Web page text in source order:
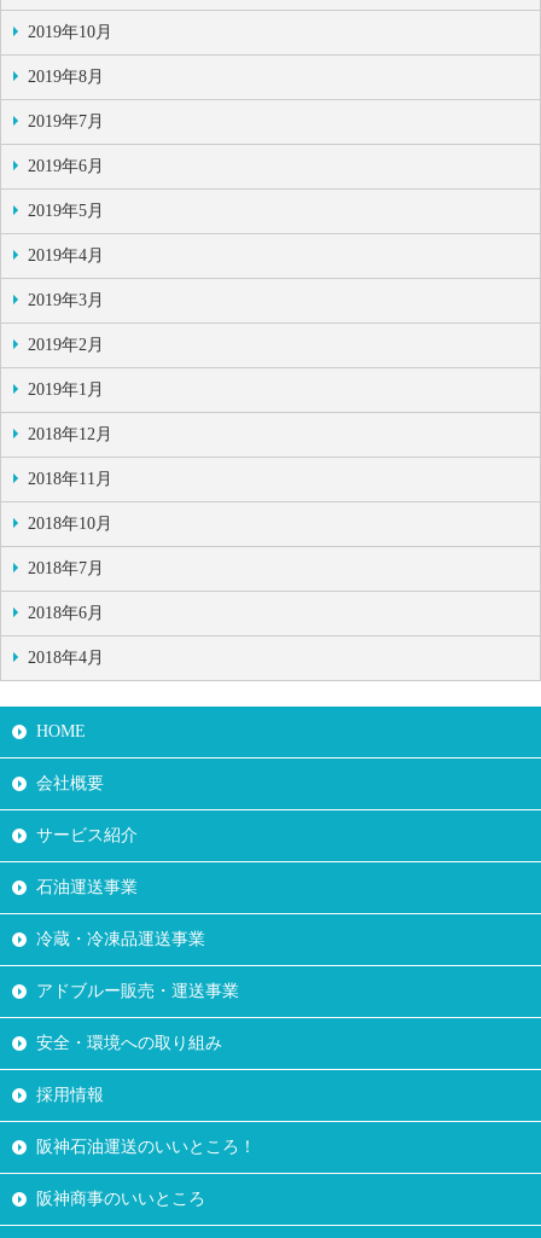
2019年10月
2019年8月
2019年7月
2019年6月
2019年5月
2019年4月
2019年3月
2019年2月
2019年1月
2018年12月
2018年11月
2018年10月
2018年7月
2018年6月
2018年4月
HOME
会社概要
サービス紹介
石油運送事業
冷蔵・冷凍品運送事業
アドブルー販売・運送事業
安全・環境への取り組み
採用情報
阪神石油運送のいいところ！
阪神商事のいいところ